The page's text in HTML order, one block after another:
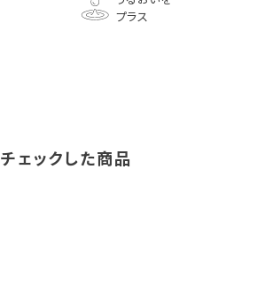
プラス
チェックした商品